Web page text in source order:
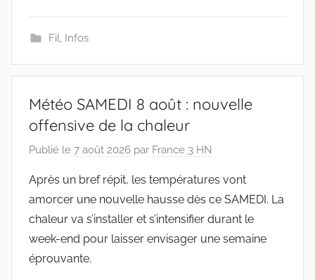
Fil Infos
Météo SAMEDI 8 août : nouvelle
offensive de la chaleur
Publié le 7 août 2026 par France 3 HN
Après un bref répit, les températures vont
amorcer une nouvelle hausse dès ce SAMEDI. La
chaleur va s’installer et s’intensifier durant le
week-end pour laisser envisager une semaine
éprouvante.